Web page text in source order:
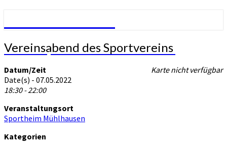
SVM – Sportverein Mühlhausen
Vereinsabend
des
Sportvereins
Vereinsabend des Sportvereins
Karte nicht verfügbar
Datum/Zeit
Date(s) - 07.05.2022
18:30 - 22:00
Veranstaltungsort
Sportheim Mühlhausen
Kategorien